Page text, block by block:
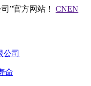
”官方网站！ CNEN
公司
命